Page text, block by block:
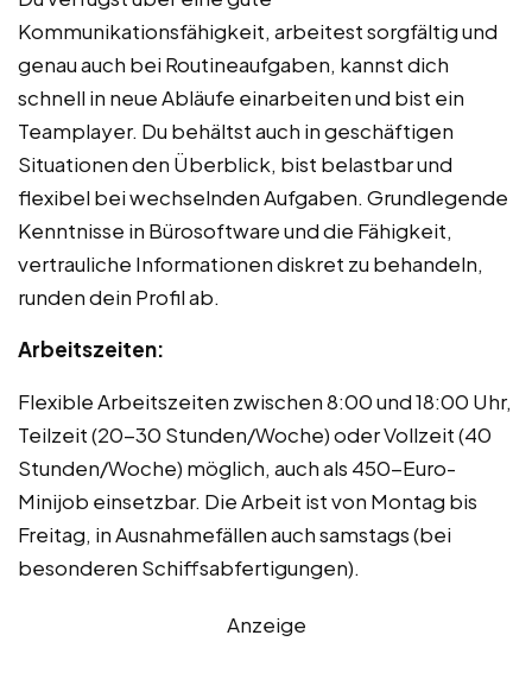
Kommunikationsfähigkeit, arbeitest sorgfältig und
genau auch bei Routineaufgaben, kannst dich
schnell in neue Abläufe einarbeiten und bist ein
Teamplayer. Du behältst auch in geschäftigen
Situationen den Überblick, bist belastbar und
flexibel bei wechselnden Aufgaben. Grundlegende
Kenntnisse in Bürosoftware und die Fähigkeit,
vertrauliche Informationen diskret zu behandeln,
runden dein Profil ab.
Arbeitszeiten:
Flexible Arbeitszeiten zwischen 8:00 und 18:00 Uhr,
Teilzeit (20-30 Stunden/Woche) oder Vollzeit (40
Stunden/Woche) möglich, auch als 450-Euro-
Minijob einsetzbar. Die Arbeit ist von Montag bis
Freitag, in Ausnahmefällen auch samstags (bei
besonderen Schiffsabfertigungen).
Anzeige